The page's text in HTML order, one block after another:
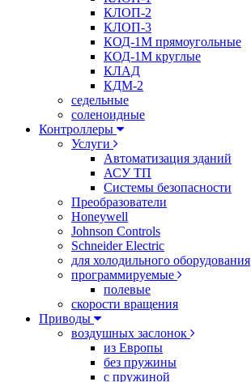
КЛОП-2
КЛОП-3
КОД-1М прямоугольные
КОД-1М круглые
КЛАД
КДМ-2
седельные
соленоидные
Контроллеры
Услуги
Автоматизация зданий
АСУ ТП
Системы безопасности
Преобразователи
Honeywell
Johnson Controls
Schneider Electric
для холодильного оборудования
программируемые
полевые
скорости вращения
Приводы
воздушных заслонок
из Европы
без пружины
с пружиной